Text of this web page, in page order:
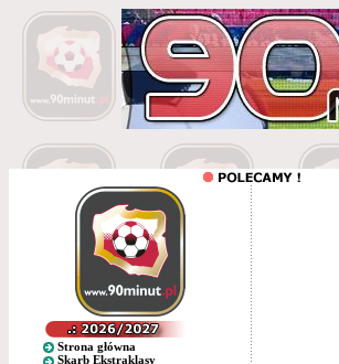
Strona główna
Skarb Ekstraklasy